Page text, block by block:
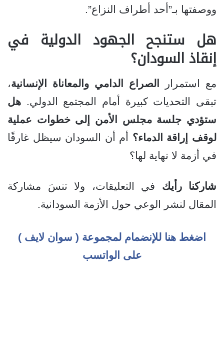
ووصفتها بـ”أحد أطراف النزاع”.
هل ستنجح الجهود الدولية في
إنقاذ السودان؟
مع استمرار الصراع الدامي والمعاناة الإنسانية،
تبقى التحديات كبيرة أمام المجتمع الدولي. هل
ستؤدي جلسة مجلس الأمن إلى خطوات عملية
لوقف إراقة الدماء؟ أم أن السودان سيظل غارقًا
في أزمة لا نهاية لها؟
شاركنا رأيك في التعليقات، ولا تنسَ مشاركة
المقال لنشر الوعي حول الأزمة السودانية.
اضغط هنا للإنضمام لمجموعة ( سوان لايف )
على الواتسب